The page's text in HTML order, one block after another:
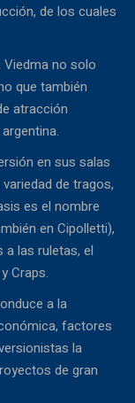
de los cuales
Viedma no solo
que también
atracción
en sus salas
de tragos,
es el nombre
en Cipolletti),
las ruletas, el
Craps.
a la
factores
la
de gran